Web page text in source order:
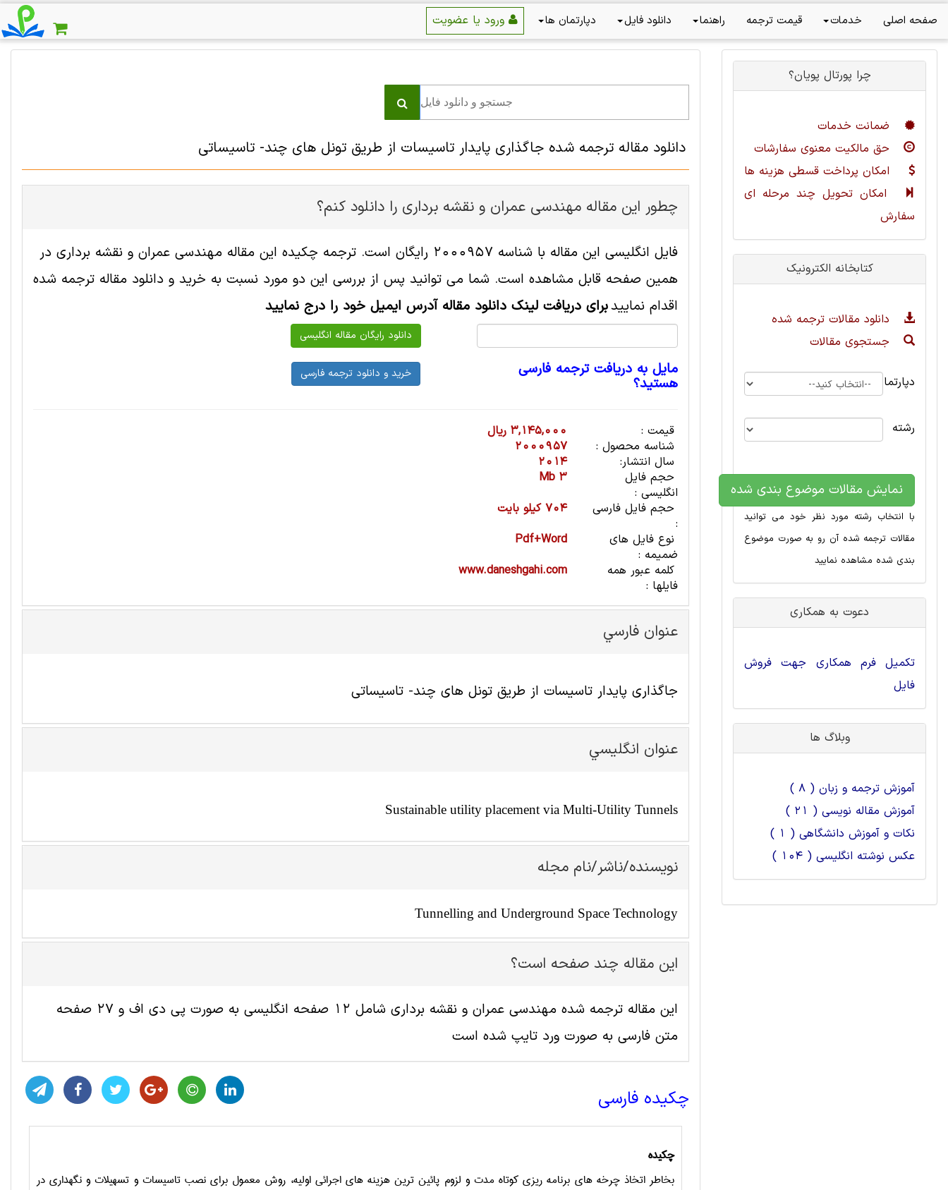
صفحه اصلی خدمات قیمت ترجمه راهنما دانلود فایل دپارتمان ها
دانلود مقاله ترجمه شده جاگذاری پایدار تاسیسات از طریق تونل های چند- تاسیساتی
چطور این مقاله مهندسی عمران و نقشه برداری را دانلود کنم؟
فایل انگلیسی این مقاله با شناسه 2000957 رایگان است. ترجمه چکیده این مقاله مهندسی عمران و نقشه برداری در
همین صفحه قابل مشاهده است. شما می توانید پس از بررسی این دو مورد نسبت به خرید و دانلود مقاله ترجمه شده
اقدام نماییدبرای دریافت لینک دانلود مقاله آدرس ایمیل خود را درج نمایید
مایل به دریافت ترجمه فارسی
هستید؟
قیمت :
3,145,000 ریال
شناسه محصول :
2000957
سال انتشار:
2014
حجم فایل
انگلیسی :
3 Mb
حجم فایل فارسی
:
704 کیلو بایت
نوع فایل های
ضمیمه :
Pdf+Word
کلمه عبور همه
فایلها :
www.daneshgahi.com
عنوان فارسي
جاگذاری پایدار تاسیسات از طریق تونل های چند- تاسیساتی
عنوان انگليسي
Sustainable utility placement via Multi-Utility Tunnels
نویسنده/ناشر/نام مجله
Tunnelling and Underground Space Technology
این مقاله چند صفحه است؟
این مقاله ترجمه شده مهندسی عمران و نقشه برداری شامل 12 صفحه انگلیسی به صورت پی دی اف و 27 صفحه
متن فارسی به صورت ورد تایپ شده است
چکیده فارسی
چکیده
بخاطر اتخاذ چرخه های برنامه ریزی کوتاه مدت و لزوم پائین ترین هزینه های اجرائی اولیه، روش معمول برای نصب تاسیسات و تسهیلات و نگهداری در
چرا پورتال پویان؟
ضمانت خدمات
حق مالکیت معنوی سفارشات
امکان پرداخت قسطی هزینه ها
امکان تحویل چند مرحله ای
سفارش
کتابخانه الکترونیک
دانلود مقالات ترجمه شده
جستجوی مقالات
دپارتمان
رشته
نمایش مقالات موضوع بندی شده
با انتخاب رشته مورد نظر خود می توانید
مقالات ترجمه شده آن رو به صورت موضوع
بندی شده مشاهده نمایید
دعوت به همکاری
تکمیل فرم همکاری جهت فروش
فایل
وبلاگ ها
آموزش ترجمه و زبان ( 8 )
آموزش مقاله نویسی ( 21 )
نکات و آموزش دانشگاهی ( 1 )
عکس نوشته انگلیسی ( 104 )